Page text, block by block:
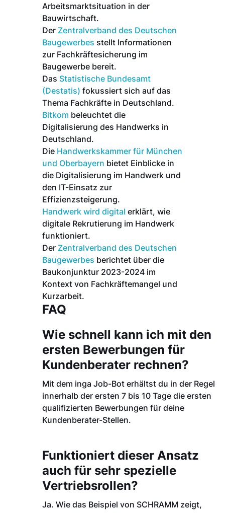
Arbeitsmarktsituation in der
Bauwirtschaft.
Der Zentralverband des Deutschen
Baugewerbes stellt Informationen
zur Fachkräftesicherung im
Baugewerbe bereit.
Das Statistische Bundesamt
(Destatis) fokussiert sich auf das
Thema Fachkräfte in Deutschland.
Bitkom beleuchtet die
Digitalisierung des Handwerks in
Deutschland.
Die Handwerkskammer für München
und Oberbayern bietet Einblicke in
die Digitalisierung im Handwerk und
den IT-Einsatz zur
Effizienzsteigerung.
Handwerk wird digital erklärt, wie
digitale Rekrutierung im Handwerk
funktioniert.
Der Zentralverband des Deutschen
Baugewerbes berichtet über die
Baukonjunktur 2023-2024 im
Kontext von Fachkräftemangel und
Kurzarbeit.
FAQ
Wie schnell kann ich mit den
ersten Bewerbungen für
Kundenberater rechnen?
Mit dem inga Job-Bot erhältst du in der Regel
innerhalb der ersten 7 bis 10 Tage die ersten
qualifizierten Bewerbungen für deine
Kundenberater-Stellen.
Funktioniert dieser Ansatz
auch für sehr spezielle
Vertriebsrollen?
Ja. Wie das Beispiel von SCHRAMM zeigt,